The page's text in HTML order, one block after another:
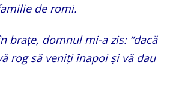
de romi.
brațe, domnul mi-a zis: “dacă
rog să veniți înapoi și vă dau